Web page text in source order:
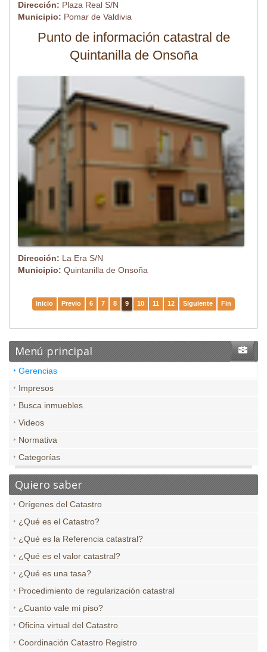
Dirección: Plaza Real S/N
Municipio: Pomar de Valdivia
Punto de información catastral de
Quintanilla de Onsoña
Dirección: La Era S/N
Municipio: Quintanilla de Onsoña
Inicio Previo 6 7 8 9 10 11 12 Siguiente Fin
Menú principal
Gerencias
Impresos
Busca inmuebles
Videos
Normativa
Categorías
Quiero saber
Orígenes del Catastro
¿Qué es el Catastro?
¿Qué es la Referencia catastral?
¿Qué es el valor catastral?
¿Qué es una tasa?
Procedimiento de regularización catastral
¿Cuanto vale mi piso?
Oficina virtual del Catastro
Coordinación Catastro Registro